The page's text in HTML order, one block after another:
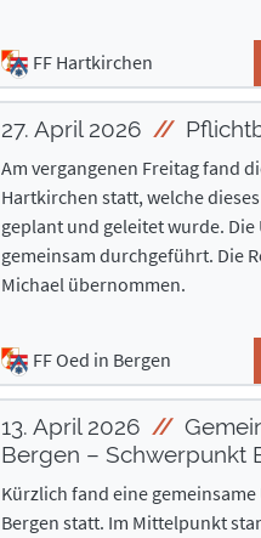
FF Hartkirchen
27. April 2026
Am vergangenen Freitag fand
Hartkirchen statt, welche
geplant und geleitet wurde.
gemeinsam durchgeführt. Die
Michael übernommen.
FF Oed in Bergen
13. April 2026
Bergen – Schwerpunkt
Kürzlich fand eine
Bergen statt. Im Mittelpunkt